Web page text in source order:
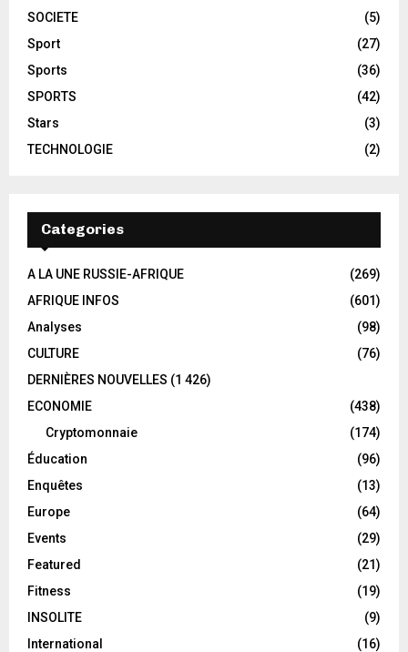
SOCIETE
(5)
Sport
(27)
Sports
(36)
SPORTS
(42)
Stars
(3)
TECHNOLOGIE
(2)
Categories
A LA UNE RUSSIE-AFRIQUE
(269)
AFRIQUE INFOS
(601)
Analyses
(98)
CULTURE
(76)
DERNIÈRES NOUVELLES (1 426)
ECONOMIE
(438)
Cryptomonnaie
(174)
Éducation
(96)
Enquêtes
(13)
Europe
(64)
Events
(29)
Featured
(21)
Fitness
(19)
INSOLITE
(9)
International
(16)